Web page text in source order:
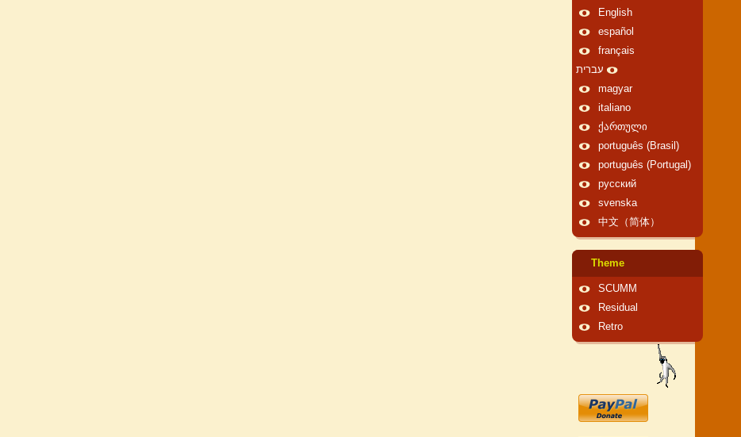
English
español
français
עברית
magyar
italiano
ქართული
português (Brasil)
português (Portugal)
русский
svenska
中文（简体）
Theme
SCUMM
Residual
Retro